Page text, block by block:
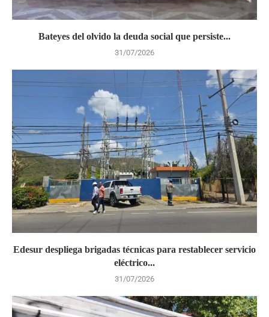
Bateyes del olvido la deuda social que persiste...
31/07/2026
Edesur despliega brigadas técnicas para restablecer servicio
eléctrico...
31/07/2026